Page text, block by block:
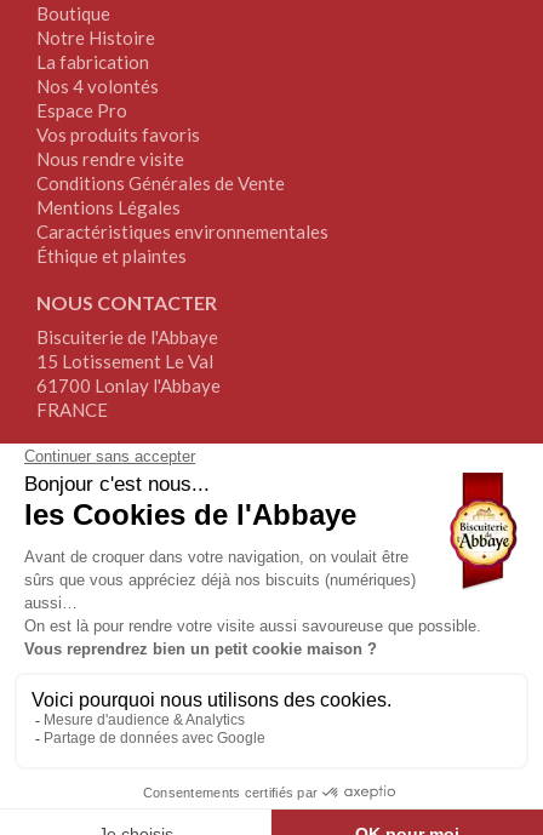
Boutique
Notre Histoire
La fabrication
Nos 4 volontés
Espace Pro
Vos produits favoris
Nous rendre visite
Conditions Générales de Vente
Mentions Légales
Caractéristiques environnementales
Éthique et plaintes
NOUS CONTACTER
Biscuiterie de l'Abbaye
15 Lotissement Le Val
61700 Lonlay l'Abbaye
FRANCE
Tél.+33(0)2.33.30.64.64
Fax+33(0)2.76.34.17.67
NOUS SUIVRE
NEWSLETTER
Copyrights | Biscuiterie de l’Abbaye© 2019 | Tous droits